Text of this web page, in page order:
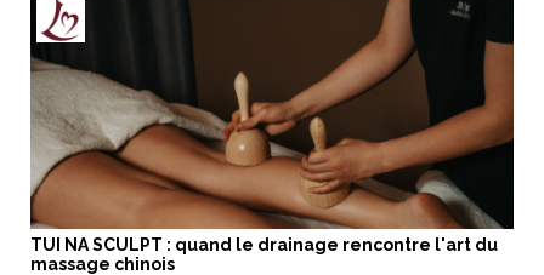
TUI NA SCULPT : quand le drainage rencontre l'art du
massage chinois